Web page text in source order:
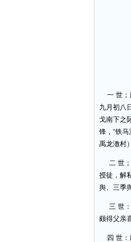
一 世；
九月初八
戈南下之
锋，“铁
禹龙漖村
二 世；
授徒，解
舆、三季
三 世：
颇得父亲
四 世：